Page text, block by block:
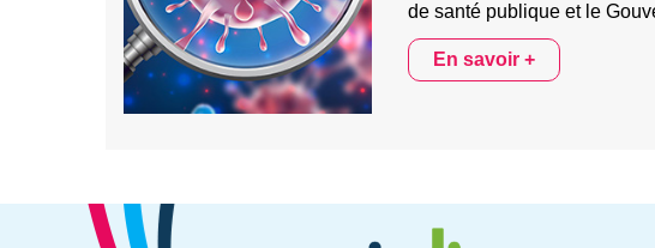
de santé publique et le
En savoir +